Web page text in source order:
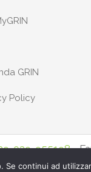
GRIN
Policy
039-955198-
continui ad